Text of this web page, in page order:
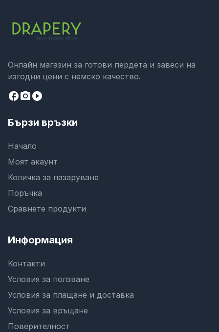
Онлайн магазин за готови пердета и завеси на
изгодни цени с немско качество.
facebookcamera_altplay_circle
Бързи връзки
Начало
Моят акаунт
Количка за пазаруване
Поръчка
Сравнете продукти
Информация
Контакти
Условия за ползване
Условия за плащане и доставка
Условия за връщане
Поверителност